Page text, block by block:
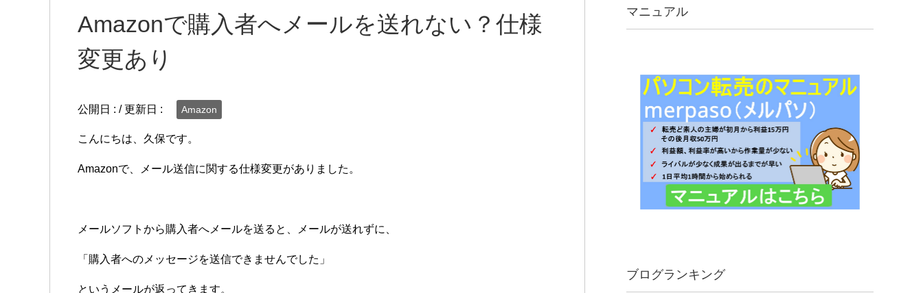
Amazonで購入者へメールを送れない？仕様
変更あり
公開日 : / 更新日 : Amazon
こんにちは、久保です。
Amazonで、メール送信に関する仕様変更がありました。
メールソフトから購入者へメールを送ると、メールが送れずに、
「購入者へのメッセージを送信できませんでした」
というメールが返ってきます。
マニュアル
ブログランキング